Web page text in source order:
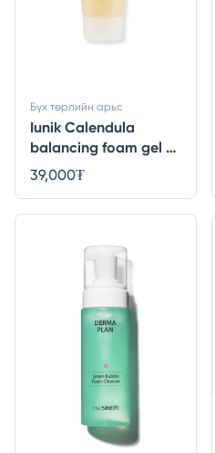
Iunik Calendula
balancing foam gel -
150ml
Бүх төрлийн арьс
39,000₮